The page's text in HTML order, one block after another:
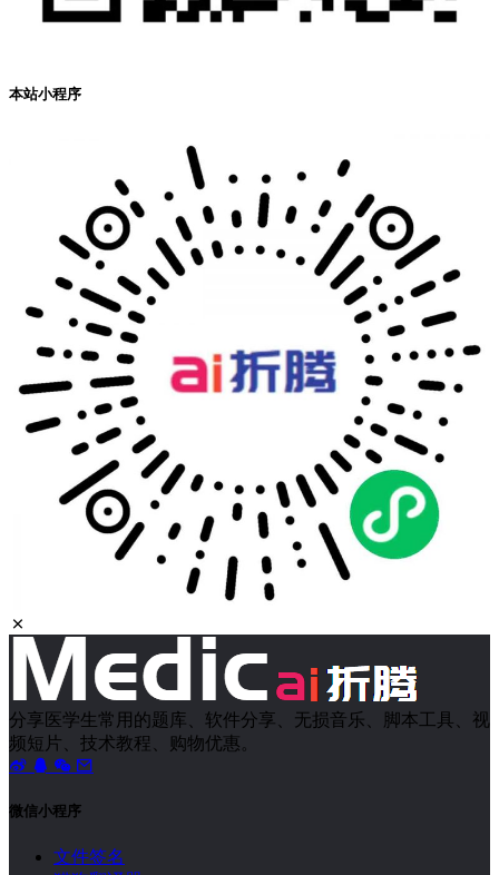
本站小程序
分享医学生常用的题库、软件分享、无损音乐、脚本工具、视
频短片、技术教程、购物优惠。
微信小程序
文件签名